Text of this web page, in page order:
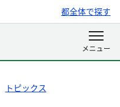
都全体で探す
トピックス